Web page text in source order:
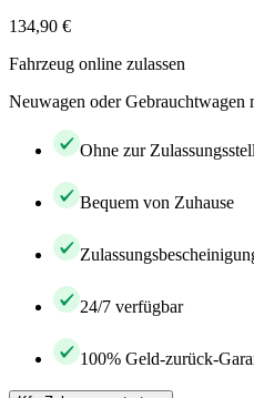
134,90 €
Fahrzeug online zulassen
Neuwagen oder Gebrauchtwagen
Ohne zur
Bequem von Zuhause
24/7 verfügbar
100% Geld-zurück-